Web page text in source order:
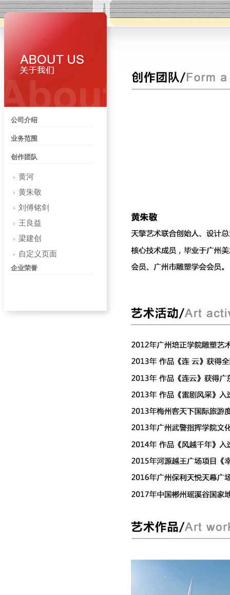
公司介绍
业务范围
创作团队
黄河
黄朱敬
刘傅铭剑
王良益
梁建创
自定义页面
企业荣誉